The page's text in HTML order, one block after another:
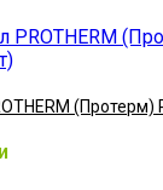
(Протерм)